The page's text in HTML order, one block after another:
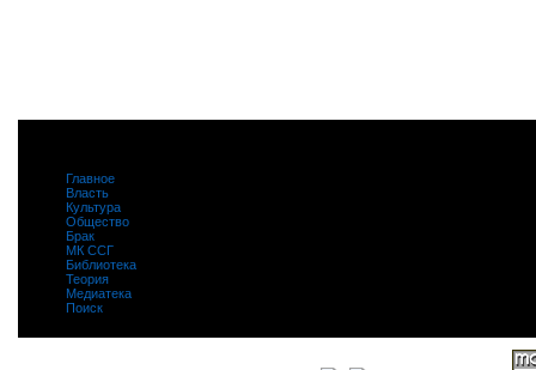
Главное
Власть
Культура
Общество
Брак
МК ССГ
Библиотека
Теория
Медиатека
Поиск